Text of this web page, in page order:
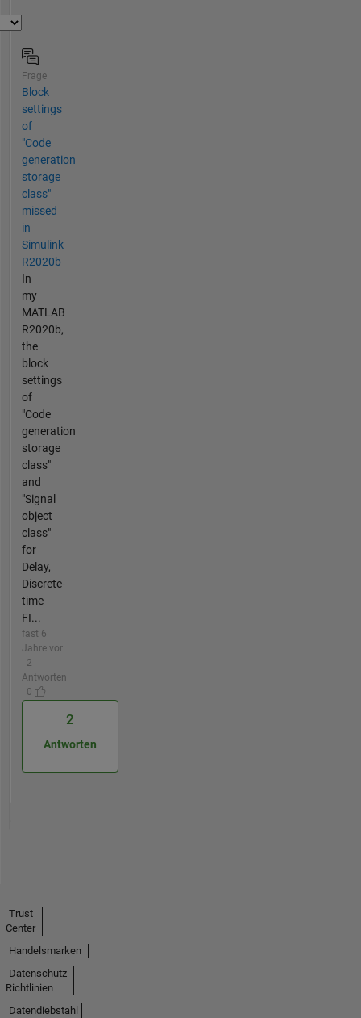
Frage
Block
settings
of
"Code
generation
storage
class"
missed
in
Simulink
R2020b
In
my
MATLAB
R2020b,
the
block
settings
of
"Code
generation
storage
class"
and
"Signal
object
class"
for
Delay,
Discrete-
time
FI...
fast 6
Jahre vor
| 2
Antworten
| 0
2
Antworten
Trust
Center
Handelsmarken
Datenschutz-
Richtlinien
Datendiebstahl